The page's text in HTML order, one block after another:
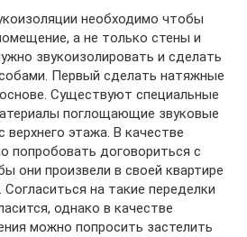
необходимо чтобы
а не только стены и
звукоизолировать и сделать
Первый сделать натяжные
Существуют специальные
поглощающие звуковые
этажа. В качестве
попробовать договориться с
они произвели в своей квартире
на такие переделки
однако в качестве
можно попросить застелить